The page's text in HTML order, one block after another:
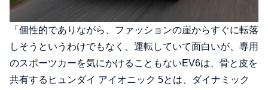
「個性的でありながら、ファッションの崖からすぐに転落
しそうというわけでもなく、運転していて面白いが、専用
のスポーツカーを気にかけることもないEV6は、骨と皮を
共有するヒュンダイ アイオニック 5とは、ダイナミック